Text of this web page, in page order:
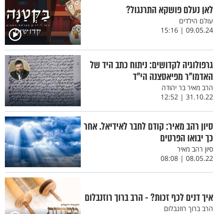
לאן נעלם פושקא התרנגול?
עולם הילדים
09.05.24 | 15:16
גרפולוגיה לקדושים: ניתוח כתב היד של
האדמו"ר מפיאסצנה הי"ד
הרב מאיר בר יהודה
31.10.22 | 12:52
סיון רהב מאיר: קודם לחבר לאידיאל. אחר
כך יבואו הפרטים
סיון רהב מאיר
08.05.22 | 08:08
איך דנים לכף זכות? - הרב ברוך רוזנבלום
הרב ברוך רוזנבלום